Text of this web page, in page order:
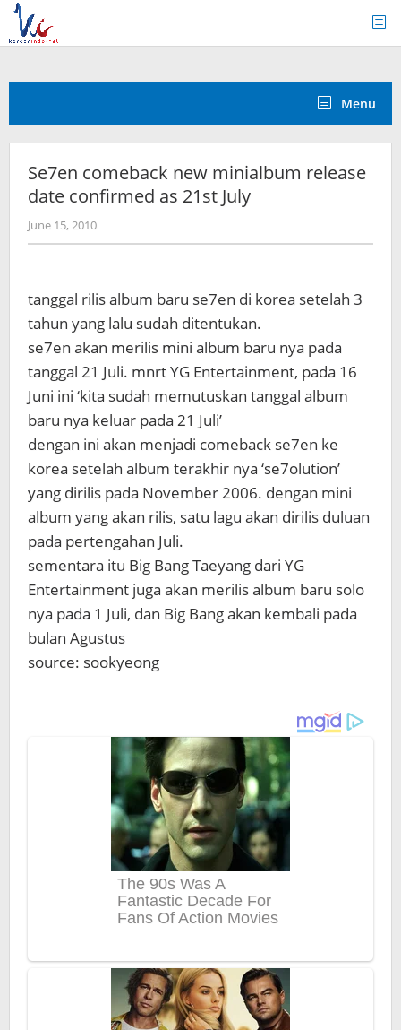
Skip
content
Menu
Se7en comeback new minialbum release
date confirmed as 21st July
June 15, 2010by
Koreanindo
tanggal rilis album baru se7en di korea setelah 3
tahun yang lalu sudah ditentukan.
se7en akan merilis mini album baru nya pada
tanggal 21 Juli. mnrt YG Entertainment, pada 16
Juni ini ‘kita sudah memutuskan tanggal album
baru nya keluar pada 21 Juli’
dengan ini akan menjadi comeback se7en ke
korea setelah album terakhir nya ‘se7olution’
yang dirilis pada November 2006. dengan mini
album yang akan rilis, satu lagu akan dirilis duluan
pada pertengahan Juli.
sementara itu Big Bang Taeyang dari YG
Entertainment juga akan merilis album baru solo
nya pada 1 Juli, dan Big Bang akan kembali pada
bulan Agustus
source: sookyeong